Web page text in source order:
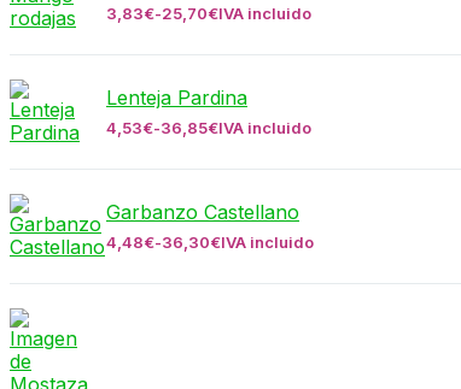
3,83€-25,70€IVA incluido
Lenteja Pardina
4,53€-36,85€IVA incluido
Garbanzo Castellano
4,48€-36,30€IVA incluido